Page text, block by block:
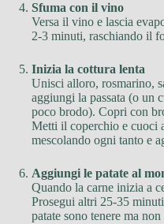
Sfuma con il vino
Versa il vino e lascia
2-3 minuti, raschiando il
Inizia la cottura lenta
Unisci alloro, rosmarino,
aggiungi la passata (o un
poco brodo). Copri con
Metti il coperchio e cuoci
mescolando ogni tanto e
Aggiungi le patate al
Quando la carne inizia a
Prosegui altri 25-35
patate sono tenere ma non